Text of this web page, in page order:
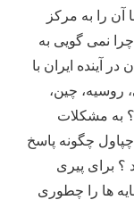
آن را به مرکز
نمی گویی به
آینده ایران با
روسیه، چین،
به مشکلات
چگونه پاسخ
؟ برای پیری
ها را چطوری